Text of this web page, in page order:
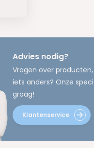
Advies nodig?
Vragen over
iets anders? Onze
graag!
Klantenservice